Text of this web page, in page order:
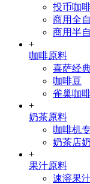
投币咖
商用全
商用半
+
咖啡原料
喜萨经
咖啡豆
雀巢咖
+
奶茶原料
咖啡机
奶茶店
+
果汁原料
速溶果